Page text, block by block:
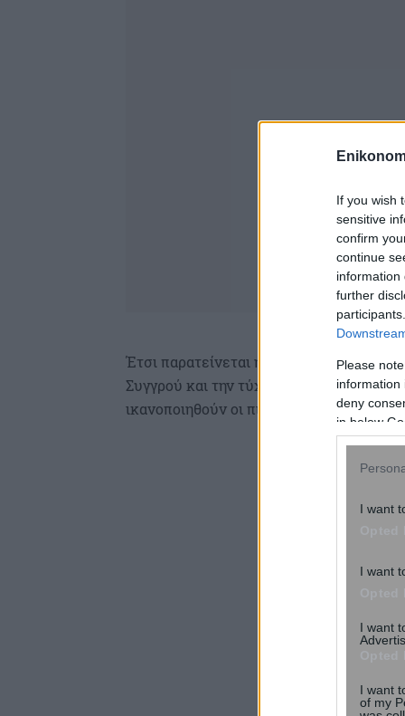
If you wish
sensitive
confirm
continue
information
further
Please
information
deny
in below
I want
I want
I want
I want
of my
Έτσι παρατείνεται η αγωνία για το
Συγγρού και την τύχη του για το αν
ικανοποιηθούν οι πιστωτές της